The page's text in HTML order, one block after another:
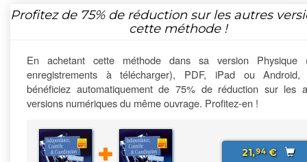
Profitez de 75%de réduction sur les autres
cette méthode !
En achetant cette méthode dans sa version Physique
enregistrements à télécharger), PDF, iPad ou Android,
bénéficiez automatiquement de 75% de réduction sur les
versions numériques du même ouvrage. Profitez-en !
21,94€